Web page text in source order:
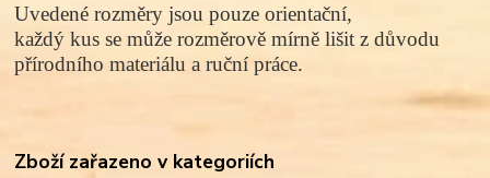
Uvedené rozměry jsou pouze orientační,
každý kus se může rozměrově mírně lišit z důvodu
přírodního materiálu a ruční práce.
Zboží zařazeno v kategoriích